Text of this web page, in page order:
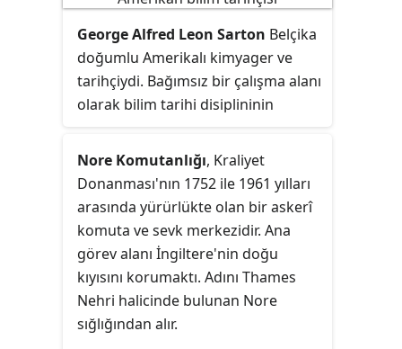
George Alfred Leon Sarton Belçika
doğumlu Amerikalı kimyager ve
tarihçiydi. Bağımsız bir çalışma alanı
olarak bilim tarihi disiplininin
etkili çalışmaları, üç cilt ve 4.296
sayfadan oluşanIntroduction to the
History of Scienceve Isis
dergisiydi.
Sarton, nihayetinde, bilimler ve
beşeri bilimler arasında bir bağlantı
sağlayan ve "yeni hümanizm"
olarak adlandırdığı bütünleşik bir
bilim felsefesi elde etmeyi amaçladı.
Ona göre bilim bize düşüncemizi
Nore Komutanlığı, Kraliyet
Donanması'nın 1752 ile 1961 yılları
arasında yürürlükte olan bir askerî
komuta ve sevk merkezidir. Ana
görev alanı İngiltere'nin doğu
kıyısını korumaktı. Adını Thames
Nehri halicinde bulunan Nore
sığlığından alır.